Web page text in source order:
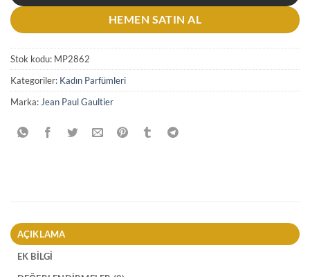
HEMEN SATIN AL
Stok kodu: MP2862
Kategoriler: Kadın Parfümleri
Marka: Jean Paul Gaultier
AÇIKLAMA
EK BILGI